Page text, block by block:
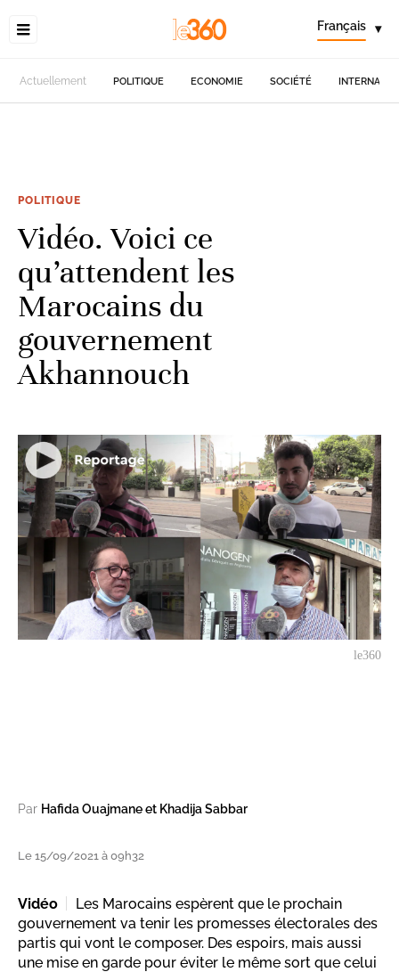
Français ▾
Actuellement POLITIQUE ECONOMIE SOCIÉTÉ
POLITIQUE
Vidéo. Voici ce
qu’attendent les
Marocains du
gouvernement
Akhannouch
le360
Par Hafida Ouajmane et Khadija Sabbar
Le 15/09/2021 à 09h32
Vidéo
Les Marocains espèrent que le prochain
gouvernement va tenir les promesses électorales des
partis qui vont le composer. Des espoirs, mais aussi
une mise en garde pour éviter le même sort que celui